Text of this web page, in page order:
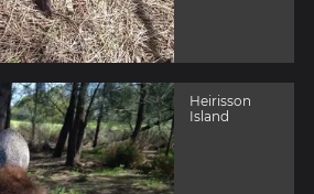
Heirisson
Island